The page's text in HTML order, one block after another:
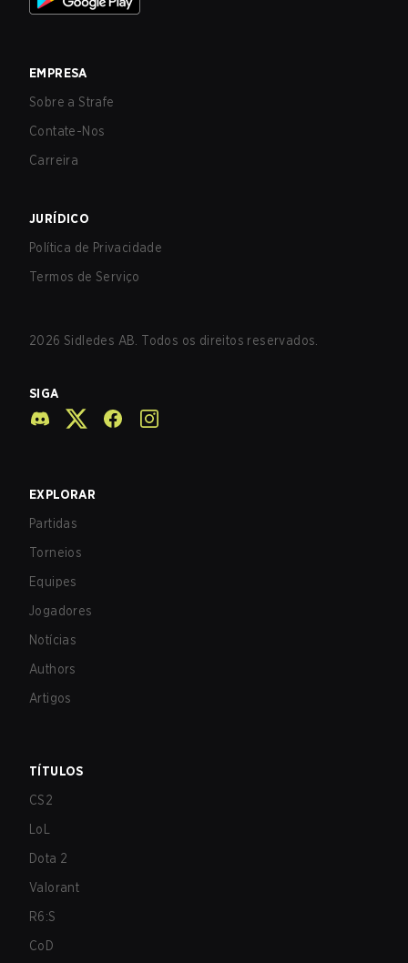
EMPRESA
Sobre a Strafe
Contate-Nos
Carreira
JURÍDICO
Política de Privacidade
Termos de Serviço
2026 Sidledes AB. Todos os direitos reservados.
SIGA
EXPLORAR
Partidas
Torneios
Equipes
Jogadores
Notícias
Authors
Artigos
TÍTULOS
CS2
LoL
Dota 2
Valorant
R6:S
CoD